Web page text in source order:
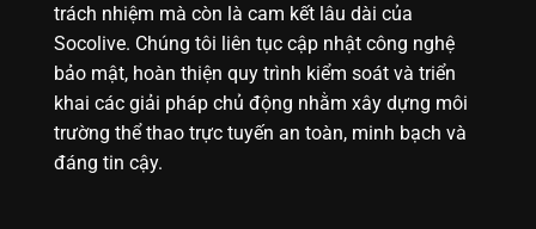
trách nhiệm mà còn là cam kết lâu dài của
Socolive. Chúng tôi liên tục cập nhật công nghệ
bảo mật, hoàn thiện quy trình kiểm soát và triển
khai các giải pháp chủ động nhằm xây dựng môi
trường thể thao trực tuyến an toàn, minh bạch và
đáng tin cậy.